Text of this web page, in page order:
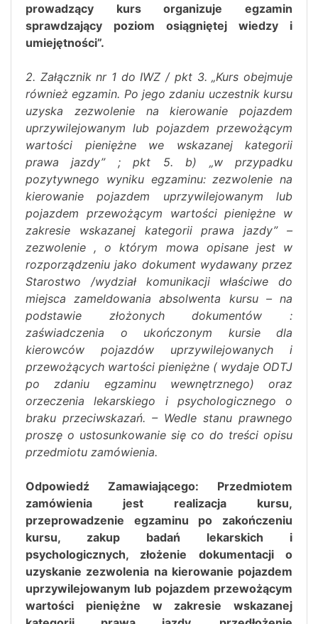
prowadzący kurs organizuje egzamin
sprawdzający poziom osiągniętej wiedzy i
umiejętności”.
2. Załącznik nr 1 do IWZ / pkt 3. „Kurs obejmuje
również egzamin. Po jego zdaniu uczestnik kursu
uzyska zezwolenie na kierowanie pojazdem
uprzywilejowanym lub pojazdem przewożącym
wartości pieniężne we wskazanej kategorii
prawa jazdy” ; pkt 5. b) „w przypadku
pozytywnego wyniku egzaminu: zezwolenie na
kierowanie pojazdem uprzywilejowanym lub
pojazdem przewożącym wartości pieniężne w
zakresie wskazanej kategorii prawa jazdy” –
zezwolenie , o którym mowa opisane jest w
rozporządzeniu jako dokument wydawany przez
Starostwo /wydział komunikacji właściwe do
miejsca zameldowania absolwenta kursu – na
podstawie złożonych dokumentów :
zaświadczenia o ukończonym kursie dla
kierowców pojazdów uprzywilejowanych i
przewożących wartości pieniężne ( wydaje ODTJ
po zdaniu egzaminu wewnętrznego) oraz
orzeczenia lekarskiego i psychologicznego o
braku przeciwskazań. – Wedle stanu prawnego
proszę o ustosunkowanie się co do treści opisu
przedmiotu zamówienia.
Odpowiedź Zamawiającego: Przedmiotem
zamówienia jest realizacja kursu,
przeprowadzenie egzaminu po zakończeniu
kursu, zakup badań lekarskich i
psychologicznych, złożenie dokumentacji o
uzyskanie zezwolenia na kierowanie pojazdem
uprzywilejowanym lub pojazdem przewożącym
wartości pieniężne w zakresie wskazanej